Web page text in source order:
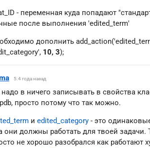
- переменная куда попадают
после выполнения 'edited_term'
дополнить
10, 3);
5.4 года назад
в ничего записывать в свойства
просто потому что так можно.
и edited_category- это
они должны работать для твоей задачи.
не хорошо разобрался как работают